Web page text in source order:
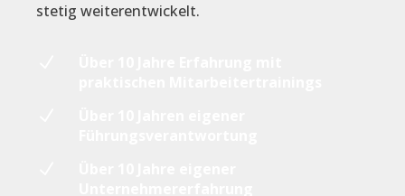
stetig weiterentwickelt.